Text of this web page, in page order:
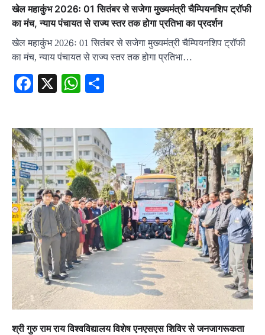
खेल महाकुंभ 2026ः 01 सितंबर से सजेगा मुख्यमंत्री चैम्पियनशिप ट्रॉफी
का मंच, न्याय पंचायत से राज्य स्तर तक होगा प्रतिभा का प्रदर्शन
खेल महाकुंभ 2026ः 01 सितंबर से सजेगा मुख्यमंत्री चैम्पियनशिप ट्रॉफी
का मंच, न्याय पंचायत से राज्य स्तर तक होगा प्रतिभा…
Facebook
X WhatsApp
श्री गुरु राम राय विश्वविद्यालय विशेष एनएसएस शिविर से जनजागरूकता